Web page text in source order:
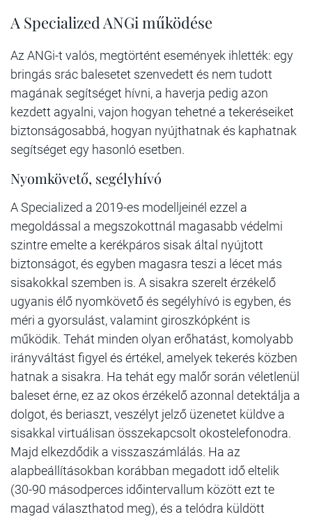
A Specialized ANGi működése
Az ANGi-t valós, megtörtént események ihlették: egy
bringás srác balesetet szenvedett és nem tudott
magának segítséget hívni, a haverja pedig azon
kezdett agyalni, vajon hogyan tehetné a tekeréseiket
biztonságosabbá, hogyan nyújthatnak és kaphatnak
segítséget egy hasonló esetben.
Nyomkövető, segélyhívó
A Specialized a 2019-es modelljeinél ezzel a
megoldással a megszokottnál magasabb védelmi
szintre emelte a kerékpáros sisak által nyújtott
biztonságot, és egyben magasra teszi a lécet más
sisakokkal szemben is. A sisakra szerelt érzékelő
ugyanis élő nyomkövető és segélyhívó is egyben, és
méri a gyorsulást, valamint giroszkópként is
működik. Tehát minden olyan erőhatást, komolyabb
irányváltást figyel és értékel, amelyek tekerés közben
hatnak a sisakra. Ha tehát egy malőr során véletlenül
baleset érne, ez az okos érzékelő azonnal detektálja a
dolgot, és beriaszt, veszélyt jelző üzenetet küldve a
sisakkal virtuálisan összekapcsolt okostelefonodra.
Majd elkezdődik a visszaszámlálás. Ha az
alapbeállításokban korábban megadott idő eltelik
(30-90 másodperces időintervallum között ezt te
magad választhatod meg), és a telódra küldött